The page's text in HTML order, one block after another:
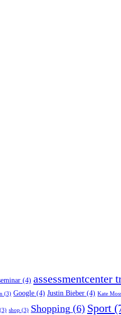
(4) assessmentcenter
(3) Google (4) Justin Bieber (4) Kate
(3) shop (3) Shopping (6) Sport